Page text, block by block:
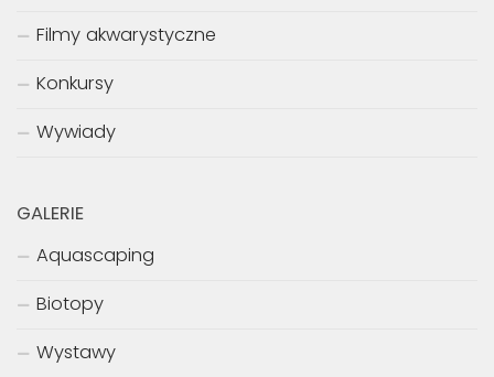
Filmy akwarystyczne
Konkursy
Wywiady
GALERIE
Aquascaping
Biotopy
Wystawy